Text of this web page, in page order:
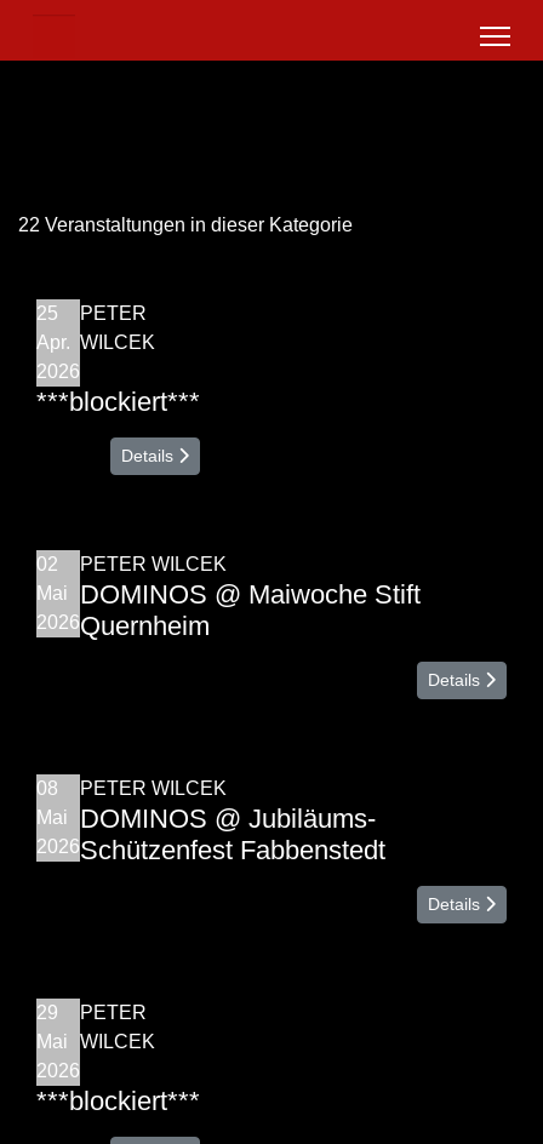
22 Veranstaltungen in dieser Kategorie
25
Apr.
2026
PETER
WILCEK
***blockiert***
Details
02
Mai
2026
PETER WILCEK
DOMINOS @ Maiwoche Stift
Quernheim
Details
08
Mai
2026
PETER WILCEK
DOMINOS @ Jubiläums-
Schützenfest Fabbenstedt
Details
29
Mai
2026
PETER
WILCEK
***blockiert***